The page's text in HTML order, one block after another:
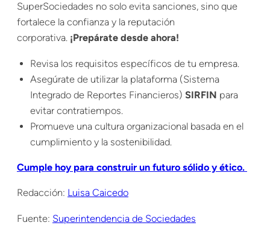
SuperSociedades no solo evita sanciones, sino que
fortalece la confianza y la reputación
corporativa. ¡Prepárate desde ahora!
Revisa los requisitos específicos de tu empresa.
Asegúrate de utilizar la plataforma (Sistema
Integrado de Reportes Financieros) SIRFIN para
evitar contratiempos.
Promueve una cultura organizacional basada en el
cumplimiento y la sostenibilidad.
Cumple hoy para construir un futuro sólido y ético.
Redacción: Luisa Caicedo
Fuente: Superintendencia de Sociedades